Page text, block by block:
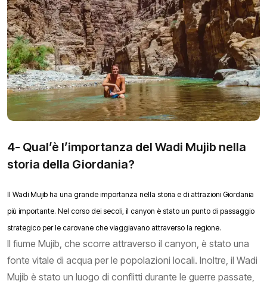
4- Qual’è l’importanza del Wadi Mujib nella
storia della Giordania?
Il Wadi Mujib ha una grande importanza nella storia e di attrazioni Giordania
più importante. Nel corso dei secoli, il canyon è stato un punto di passaggio
strategico per le carovane che viaggiavano attraverso la regione.
Il fiume Mujib, che scorre attraverso il canyon, è stato una
fonte vitale di acqua per le popolazioni locali. Inoltre, il Wadi
Mujib è stato un luogo di conflitti durante le guerre passate,